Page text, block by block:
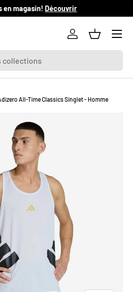
en magasin! Découvrir
Se connecter
Panier
All-Time Classics Singlet - Homme
PRODUITS